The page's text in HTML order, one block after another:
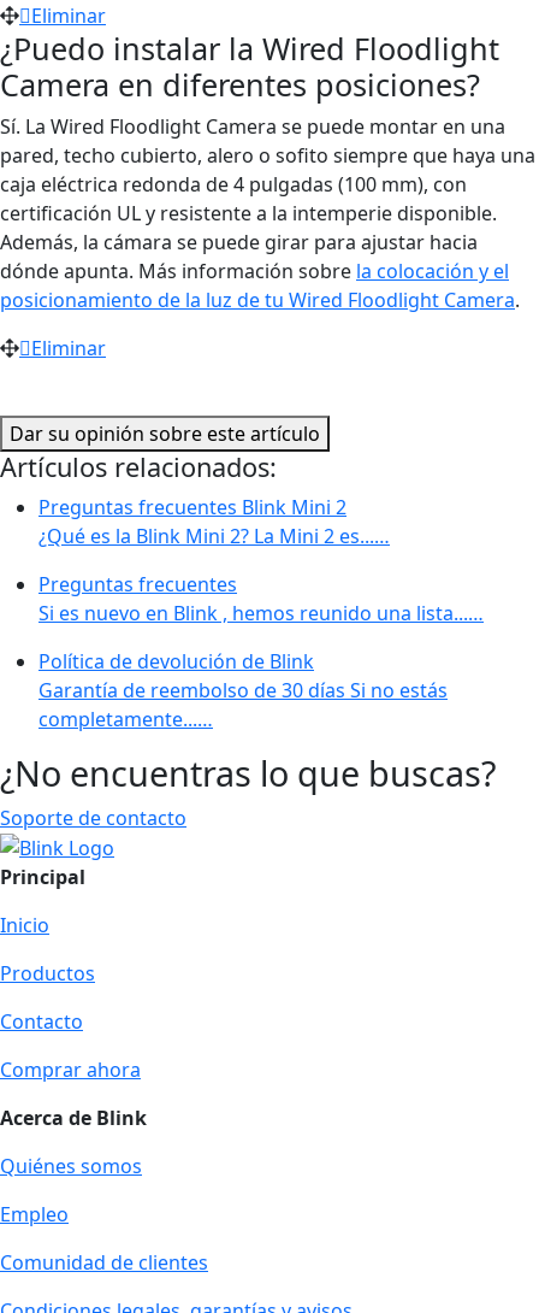
Eliminar
¿Puedo instalar la Wired Floodlight
Camera en diferentes posiciones?
Sí. La Wired Floodlight Camera se puede montar en una
pared, techo cubierto, alero o sofito siempre que haya una
caja eléctrica redonda de 4 pulgadas (100 mm), con
certificación UL y resistente a la intemperie disponible.
Además, la cámara se puede girar para ajustar hacia
dónde apunta. Más información sobre la colocación y el
posicionamiento de la luz de tu Wired Floodlight Camera.
Eliminar
Dar su opinión sobre este artículo
Artículos relacionados:
Preguntas frecuentes Blink Mini 2
¿Qué es la Blink Mini 2? La Mini 2 es...…
Preguntas frecuentes
Si es nuevo en Blink , hemos reunido una lista...…
Política de devolución de Blink
Garantía de reembolso de 30 días Si no estás
completamente...…
¿No encuentras lo que buscas?
Soporte de contacto
Principal
Inicio
Productos
Contacto
Comprar ahora
Acerca de Blink
Quiénes somos
Empleo
Comunidad de clientes